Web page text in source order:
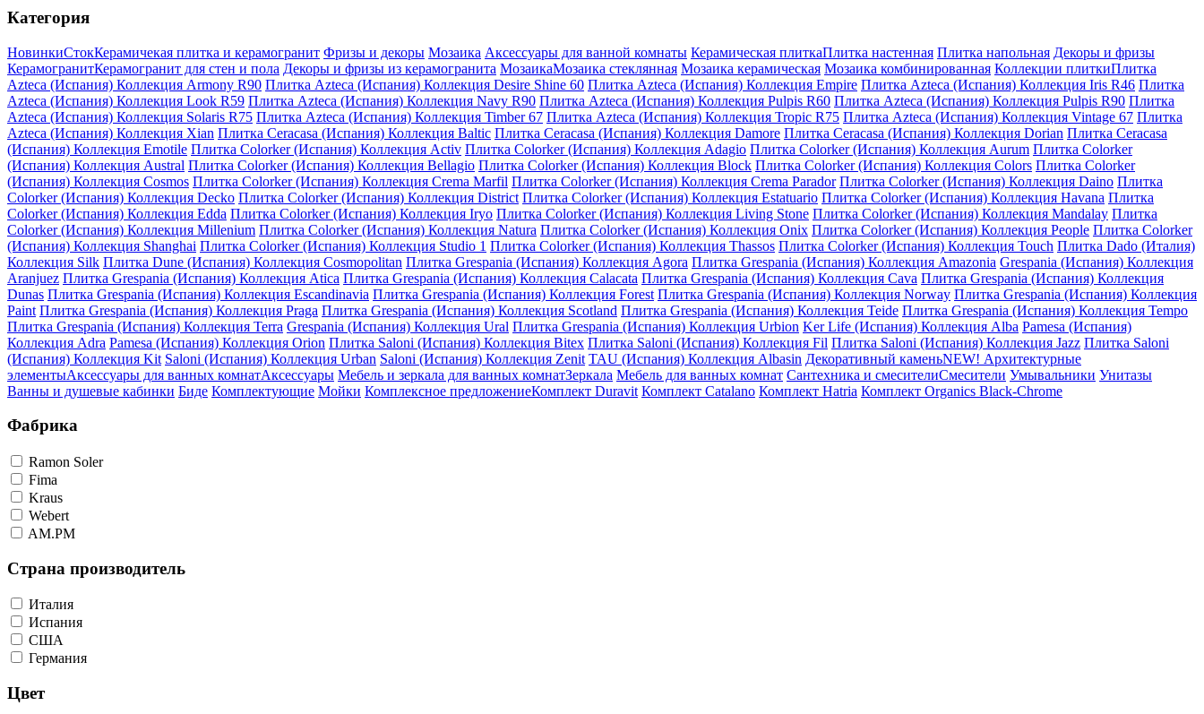
Категория
НовинкиСтокКерамичекая плитка и керамогранит Фризы и декоры Мозаика Аксессуары для ванной комнаты Керамическая плиткаПлитка настенная Плитка напольная Декоры и фризы
КерамогранитКерамогранит для стен и пола Декоры и фризы из керамогранита МозаикаМозаика стеклянная Мозаика керамическая Мозаика комбинированная Коллекции плиткиПлитка
Azteca (Испания) Коллекция Armony R90 Плитка Azteca (Испания) Коллекция Desire Shine 60 Плитка Azteca (Испания) Коллекция Empire Плитка Azteca (Испания) Коллекция Iris R46 Плитка
Azteca (Испания) Коллекция Look R59 Плитка Azteca (Испания) Коллекция Navy R90 Плитка Azteca (Испания) Коллекция Pulpis R60 Плитка Azteca (Испания) Коллекция Pulpis R90 Плитка
Azteca (Испания) Коллекция Solaris R75 Плитка Azteca (Испания) Коллекция Timber 67 Плитка Azteca (Испания) Коллекция Tropic R75 Плитка Azteca (Испания) Коллекция Vintage 67 Плитка
Azteca (Испания) Коллекция Xian Плитка Ceracasa (Испания) Коллекция Baltic Плитка Ceracasa (Испания) Коллекция Damore Плитка Ceracasa (Испания) Коллекция Dorian Плитка Ceracasa
(Испания) Коллекция Emotile Плитка Colorker (Испания) Коллекция Activ Плитка Colorker (Испания) Коллекция Adagio Плитка Colorker (Испания) Коллекция Aurum Плитка Colorker
(Испания) Коллекция Austral Плитка Colorker (Испания) Коллекция Bellagio Плитка Colorker (Испания) Коллекция Block Плитка Colorker (Испания) Коллекция Colors Плитка Colorker
(Испания) Коллекция Cosmos Плитка Colorker (Испания) Коллекция Crema Marfil Плитка Colorker (Испания) Коллекция Crema Parador Плитка Colorker (Испания) Коллекция Daino Плитка
Colorker (Испания) Коллекция Decko Плитка Colorker (Испания) Коллекция District Плитка Colorker (Испания) Коллекция Estatuario Плитка Colorker (Испания) Коллекция Havana Плитка
Colorker (Испания) Коллекция Edda Плитка Colorker (Испания) Коллекция Iryo Плитка Colorker (Испания) Коллекция Living Stone Плитка Colorker (Испания) Коллекция Mandalay Плитка
Colorker (Испания) Коллекция Millenium Плитка Colorker (Испания) Коллекция Natura Плитка Colorker (Испания) Коллекция Onix Плитка Colorker (Испания) Коллекция People Плитка Colorker
(Испания) Коллекция Shanghai Плитка Colorker (Испания) Коллекция Studio 1 Плитка Colorker (Испания) Коллекция Thassos Плитка Colorker (Испания) Коллекция Touch Плитка Dado (Италия)
Коллекция Silk Плитка Dune (Испания) Коллекция Cosmopolitan Плитка Grespania (Испания) Коллекция Agora Плитка Grespania (Испания) Коллекция Amazonia Grespania (Испания) Коллекция
Aranjuez Плитка Grespania (Испания) Коллекция Atica Плитка Grespania (Испания) Коллекция Calacata Плитка Grespania (Испания) Коллекция Cava Плитка Grespania (Испания) Коллекция
Dunas Плитка Grespania (Испания) Коллекция Escandinavia Плитка Grespania (Испания) Коллекция Forest Плитка Grespania (Испания) Коллекция Norway Плитка Grespania (Испания) Коллекция
Paint Плитка Grespania (Испания) Коллекция Praga Плитка Grespania (Испания) Коллекция Scotland Плитка Grespania (Испания) Коллекция Teide Плитка Grespania (Испания) Коллекция Tempo
Плитка Grespania (Испания) Коллекция Terra Grespania (Испания) Коллекция Ural Плитка Grespania (Испания) Коллекция Urbion Ker Life (Испания) Коллекция Alba Pamesa (Испания)
Коллекция Adra Pamesa (Испания) Коллекция Orion Плитка Saloni (Испания) Коллекция Bitex Плитка Saloni (Испания) Коллекция Fil Плитка Saloni (Испания) Коллекция Jazz Плитка Saloni
(Испания) Коллекция Kit Saloni (Испания) Коллекция Urban Saloni (Испания) Коллекция Zenit TAU (Испания) Коллекция Albasin Декоративный каменьNEW! Архитектурные
элементыАксессуары для ванных комнатАксессуары Мебель и зеркала для ванных комнатЗеркала Мебель для ванных комнат Сантехника и смесителиСмесители Умывальники Унитазы
Ванны и душевые кабинки Биде Комплектующие Мойки Комплексное предложениеКомплект Duravit Комплект Catalano Комплект Hatria Комплект Organics Black-Chrome
Фабрика
Ramon Soler
Fima
Kraus
Webert
AM.PM
Страна производитель
Италия
Испания
США
Германия
Цвет